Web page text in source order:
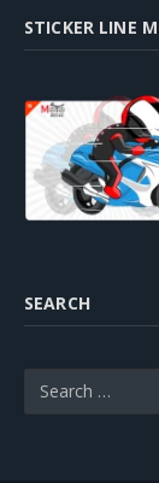
STICKER LINE
SEARCH